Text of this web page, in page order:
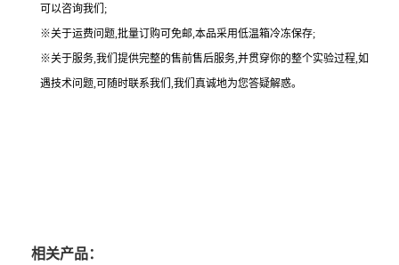
可以咨询我们;
※关于运费问题,批量订购可免邮,本品采用低温箱冷冻保存;
※关于服务,我们提供完整的售前售后服务,并贯穿你的整个实验过程,如
遇技术问题,可随时联系我们,我们真诚地为您答疑解惑。
相关产品：